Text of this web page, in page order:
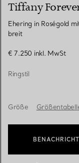
Tiffany
Ehering in Roségold
breit
€ 7.250 inkl. MwSt
Ringstil
Größe